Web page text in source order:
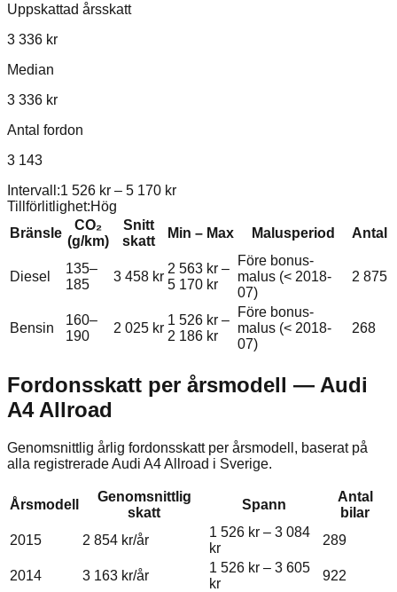
Uppskattad årsskatt
3 336 kr
Median
3 336 kr
Antal fordon
3 143
Intervall:1 526 kr – 5 170 kr
Tillförlitlighet:Hög
Bränsle
CO₂
(g/km)
Snitt
skatt
Min – Max Malusperiod Antal
Diesel
135–
185
3 458 kr
2 563 kr –
5 170 kr
Före bonus-
malus (< 2018-
07)
2 875
Bensin
160–
190
2 025 kr
1 526 kr –
2 186 kr
Före bonus-
malus (< 2018-
07)
268
Fordonsskatt per årsmodell — Audi
A4 Allroad
Genomsnittlig årlig fordonsskatt per årsmodell, baserat på
alla registreradeAudi A4 Allroad i Sverige.
Årsmodell
Genomsnittlig
skatt
Spann
Antal
bilar
2015
2 854 kr/år
1 526 kr – 3 084
kr
289
2014 3 163 kr/år
1 526 kr – 3 605
kr
922